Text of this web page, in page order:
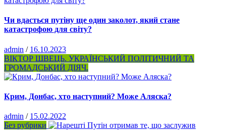
Чи вдасться путіну ще один заколот, який стане
катастрофою для світу?
admin / 16.10.2023
ВІКТОР ШВЕЦЬ. УКРАЇНСЬКИЙ ПОЛІТИЧНИЙ ТА
ГРОМАДСЬКИЙ ДІЯЧ.
Крим, Донбас, хто наступний? Може Аляска?
admin / 15.02.2022
Без рубрики